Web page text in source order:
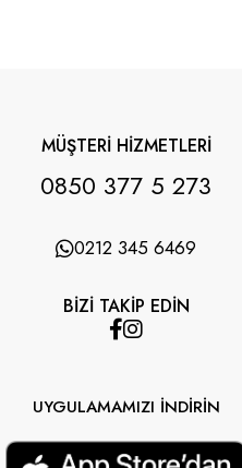
MÜŞTERİ HİZMETLERİ
0850 377 5 273
0212 345 6469
BİZİ TAKİP EDİN
UYGULAMAMIZI İNDİRİN